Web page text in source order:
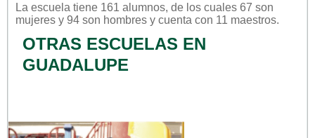
La escuela tiene 161 alumnos, de los cuales 67 son
mujeres y 94 son hombres y cuenta con 11 maestros.
OTRAS ESCUELAS EN
GUADALUPE